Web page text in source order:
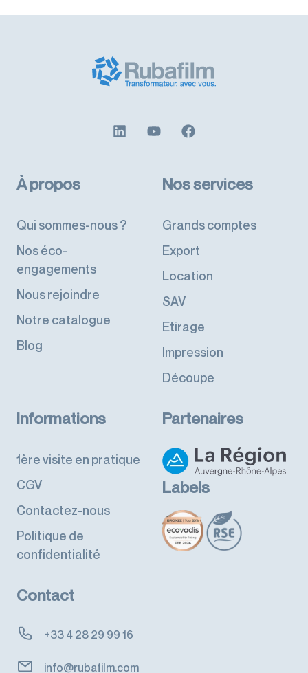
À propos
Qui sommes-nous ?
Nos éco-
engagements
Nous rejoindre
Notre catalogue
Blog
Nos services
Grands comptes
Export
Location
SAV
Etirage
Impression
Découpe
Informations
1ère visite en pratique
CGV
Contactez-nous
Politique de
confidentialité
Partenaires
Labels
Contact
+33 4 28 29 99 16
info@rubafilm.com